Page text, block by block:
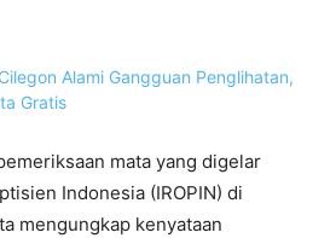
mata yang digelar
Indonesia (IROPIN) di
mengungkap kenyataan